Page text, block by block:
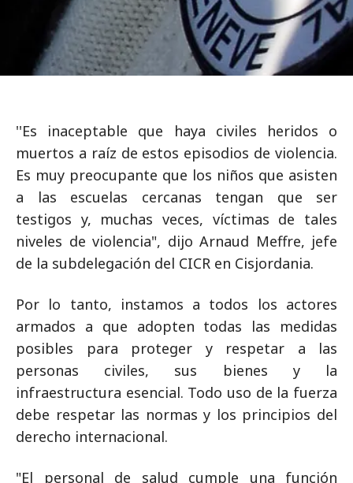
''Es inaceptable que haya civiles heridos o
muertos a raíz de estos episodios de violencia.
Es muy preocupante que los niños que asisten
a las escuelas cercanas tengan que ser
testigos y, muchas veces, víctimas de tales
niveles de violencia", dijo Arnaud Meffre, jefe
de la subdelegación del CICR en Cisjordania.
Por lo tanto, instamos a todos los actores
armados a que adopten todas las medidas
posibles para proteger y respetar a las
personas civiles, sus bienes y la
infraestructura esencial. Todo uso de la fuerza
debe respetar las normas y los principios del
derecho internacional.
"El personal de salud cumple una función